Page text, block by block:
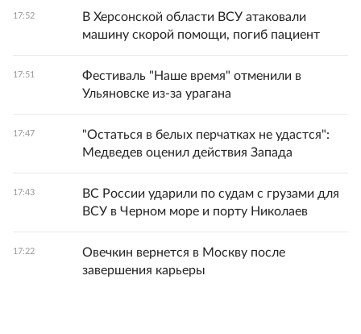
17:52
В Херсонской области ВСУ атаковали
машину скорой помощи, погиб пациент
17:51
Фестиваль "Наше время" отменили в
Ульяновске из-за урагана
17:47
"Остаться в белых перчатках не удастся":
Медведев оценил действия Запада
17:43
ВС России ударили по судам с грузами для
ВСУ в Черном море и порту Николаев
17:22
Овечкин вернется в Москву после
завершения карьеры